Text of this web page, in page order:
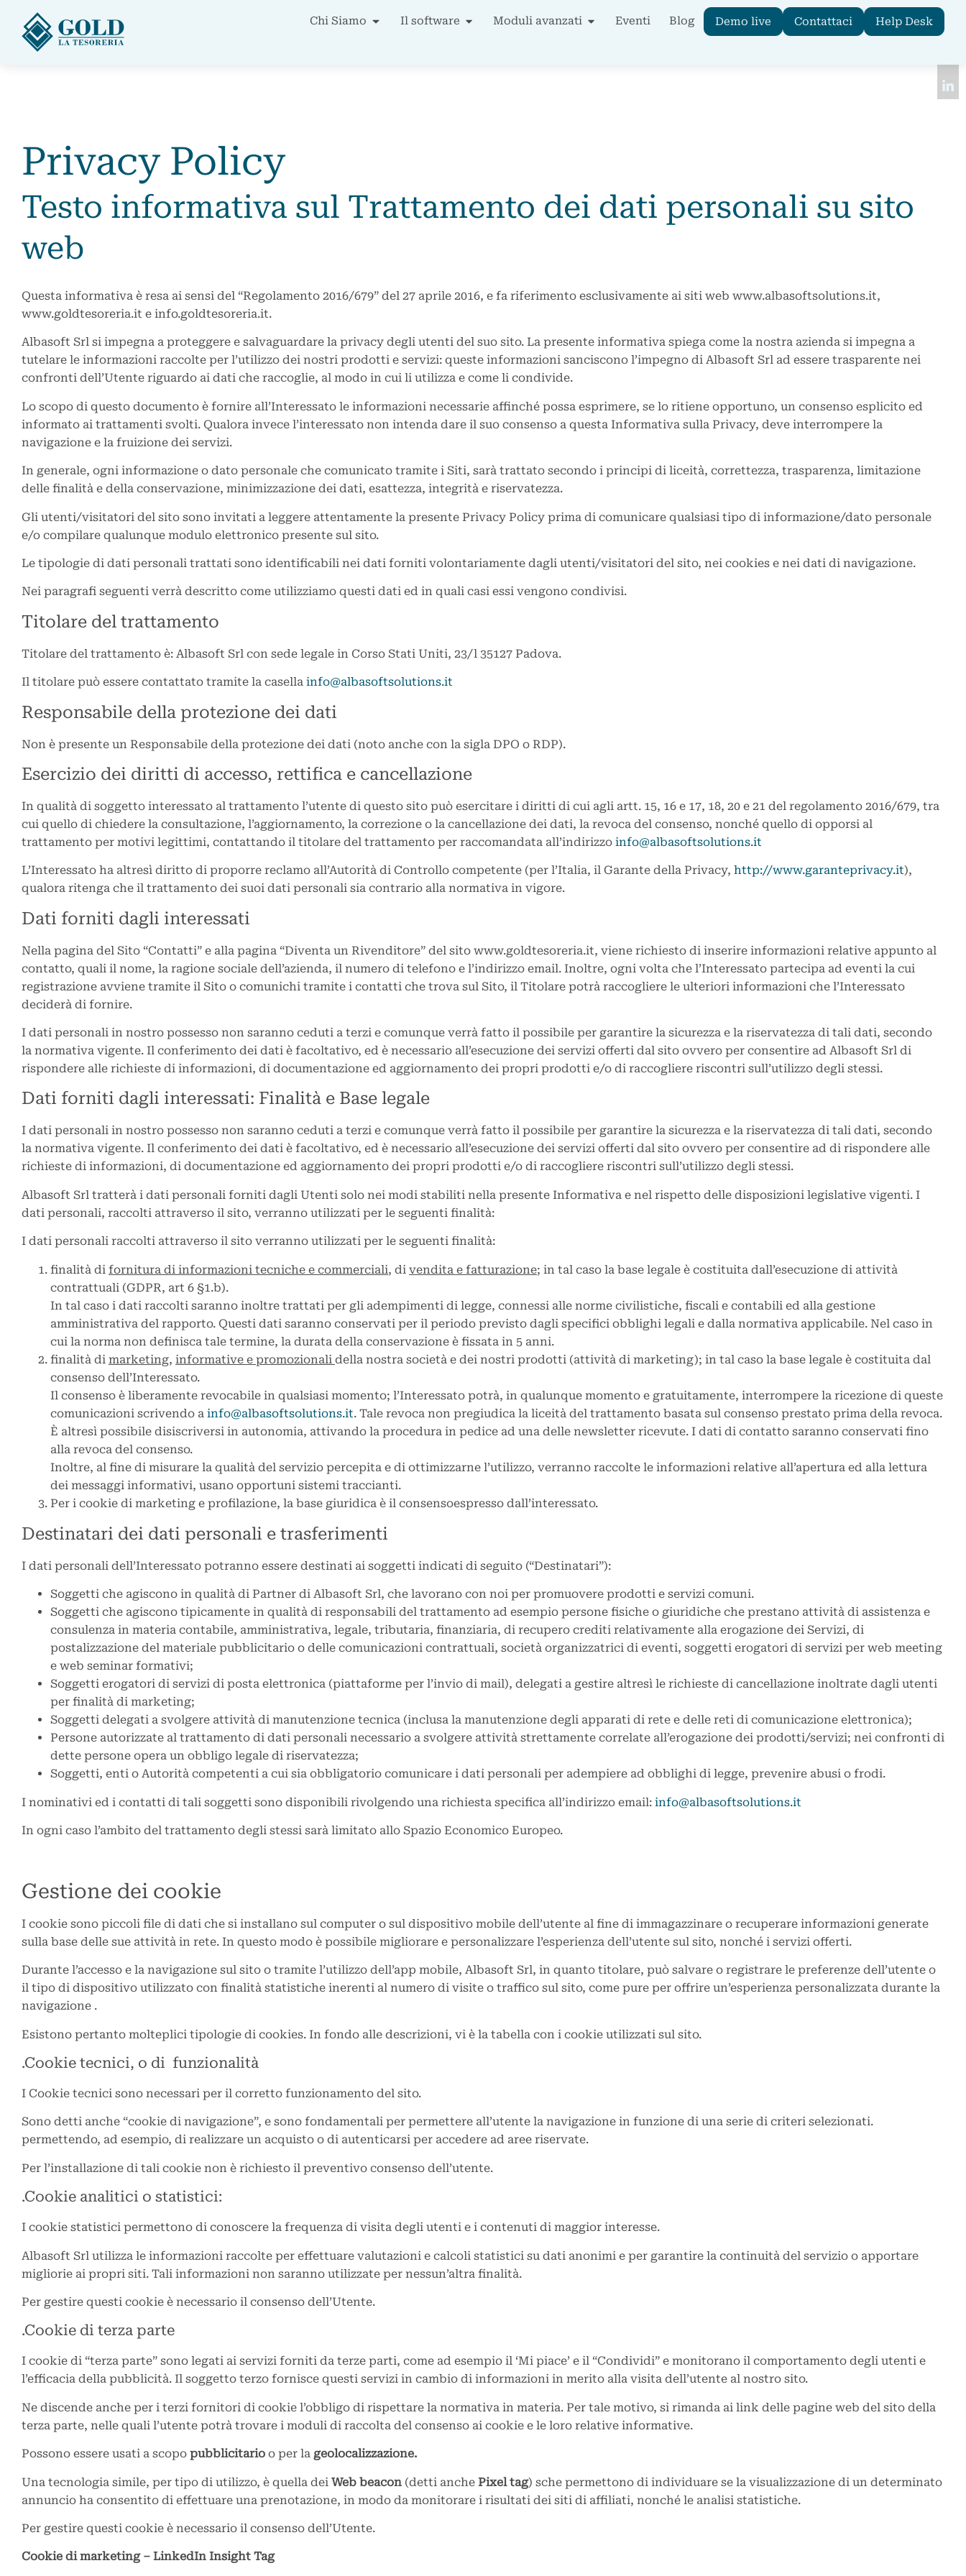
Chi Siamo Il software Moduli avanzati Eventi Blog Demo live Contattaci Help Desk
Privacy Policy
Testo informativa sul Trattamento dei dati personali su sito
web
Questa informativa è resa ai sensi del “Regolamento 2016/679” del 27 aprile 2016, e fa riferimento esclusivamente ai siti web www.albasoftsolutions.it,
www.goldtesoreria.it e info.goldtesoreria.it.
Albasoft Srl si impegna a proteggere e salvaguardare la privacy degli utenti del suo sito. La presente informativa spiega come la nostra azienda si impegna a
tutelare le informazioni raccolte per l’utilizzo dei nostri prodotti e servizi: queste informazioni sanciscono l’impegno di Albasoft Srl ad essere trasparente nei
confronti dell’Utente riguardo ai dati che raccoglie, al modo in cui li utilizza e come li condivide.
Lo scopo di questo documento è fornire all’Interessato le informazioni necessarie affinché possa esprimere, se lo ritiene opportuno, un consenso esplicito ed
informato ai trattamenti svolti. Qualora invece l’interessato non intenda dare il suo consenso a questa Informativa sulla Privacy, deve interrompere la
navigazione e la fruizione dei servizi.
In generale, ogni informazione o dato personale che comunicato tramite i Siti, sarà trattato secondo i principi di liceità, correttezza, trasparenza, limitazione
delle finalità e della conservazione, minimizzazione dei dati, esat­tezza, integrità e riservatezza.
Gli utenti/visitatori del sito sono invitati a leggere attentamente la presente Privacy Policy prima di comunicare qualsiasi tipo di informazione/dato personale
e/o compilare qualunque modulo elettronico presente sul sito.
Le tipologie di dati personali trattati sono identificabili nei dati forniti volontariamente dagli utenti/visitatori del sito, nei cookies e nei dati di navigazione.
Nei paragrafi seguenti verrà descritto come utilizziamo questi dati ed in quali casi essi vengono condivisi.
Titolare del trattamento
Titolare del trattamento è: Albasoft Srl con sede legale in Corso Stati Uniti, 23/l 35127 Padova.
Il titolare può essere contattato tramite la casella info@albasoftsolutions.it
Responsabile della protezione dei dati
Non è presente un Responsabile della protezione dei dati (noto anche con la sigla DPO o RDP).
Esercizio dei diritti di accesso, rettifica e cancellazione
In qualità di soggetto interessato al trattamento l’utente di questo sito può esercitare i diritti di cui agli artt. 15, 16 e 17, 18, 20 e 21 del regolamento 2016/679, tra
cui quello di chiedere la consultazione, l’aggiornamento, la correzione o la cancellazione dei dati, la revoca del consenso, nonché quello di opporsi al
trattamento per motivi legittimi, contattando il titolare del trattamento per raccomandata all’indirizzo info@albasoftsolutions.it
L’Interessato ha altresì diritto di proporre reclamo all’Autorità di Controllo competente (per l’Italia, il Garante della Privacy, http://www.garanteprivacy.it),
qualora ritenga che il trattamento dei suoi dati personali sia contrario alla normativa in vigore.
Dati forniti dagli interessati
Nella pagina del Sito “Contatti” e alla pagina “Diventa un Rivenditore” del sito www.goldtesoreria.it, viene richiesto di inserire informazioni relative appunto al
contatto, quali il nome, la ragione sociale dell’azienda, il numero di telefono e l’indirizzo email. Inoltre, ogni volta che l’Interessato partecipa ad eventi la cui
registrazione avviene tramite il Sito o comunichi tramite i contatti che trova sul Sito, il Titolare potrà raccogliere le ulteriori informazioni che l’Interessato
deciderà di fornire.
I dati personali in nostro possesso non saranno ceduti a terzi e comunque verrà fatto il possibile per garantire la sicurezza e la riservatezza di tali dati, secondo
la normativa vigente. Il conferimento dei dati è facoltativo, ed è necessario all’esecuzione dei servizi offerti dal sito ovvero per consentire ad Albasoft Srl di
rispondere alle richieste di informazioni, di documentazione ed aggiornamento dei propri prodotti e/o di raccogliere riscontri sull’utilizzo degli stessi.
Dati forniti dagli interessati: Finalità e Base legale
I dati personali in nostro possesso non saranno ceduti a terzi e comunque verrà fatto il possibile per garantire la sicurezza e la riservatezza di tali dati, secondo
la normativa vigente. Il conferimento dei dati è facoltativo, ed è necessario all’esecuzione dei servizi offerti dal sito ovvero per consentire ad di rispondere alle
richieste di informazioni, di documentazione ed aggiornamento dei propri prodotti e/o di raccogliere riscontri sull’utilizzo degli stessi.
Albasoft Srl tratterà i dati personali forniti dagli Utenti solo nei modi stabiliti nella presente Informativa e nel rispetto delle disposizioni legislative vigenti. I
dati personali, raccolti attraverso il sito, verranno utilizzati per le seguenti finalità:
I dati personali raccolti attraverso il sito verranno utilizzati per le seguenti finalità:
finalità di fornitura di informazioni tecniche e commerciali, di vendita e fatturazione; in tal caso la base legale è costituita dall’esecuzione di attività
contrattuali (GDPR, art 6 §1.b).
In tal caso i dati raccolti saranno inoltre trattati per gli adempimenti di legge, connessi alle norme civilistiche, fiscali e contabili ed alla gestione
amministrativa del rapporto. Questi dati saranno conservati per il periodo previsto dagli specifici obblighi legali e dalla normativa applicabile. Nel caso in
cui la norma non definisca tale termine, la durata della conservazione è fissata in 5 anni.
finalità di marketing, informative e promozionali della nostra società e dei nostri prodotti (attività di marketing); in tal caso la base legale è costituita dal
consenso dell’Interessato.
Il consenso è liberamente revocabile in qualsiasi momento; l’Interessato potrà, in qualunque momento e gratuitamente, interrompere la ricezione di queste
comunicazioni scrivendo a info@albasoftsolutions.it. Tale revoca non pregiudica la liceità del trattamento basata sul consenso prestato prima della revoca.
È altresì possibile disiscriversi in autonomia, attivando la procedura in pedice ad una delle newsletter ricevute. I dati di contatto saranno conservati fino
alla revoca del consenso.
Inoltre, al fine di misurare la qualità del servizio percepita e di ottimizzarne l’utilizzo, verranno raccolte le informazioni relative all’apertura ed alla lettura
dei messaggi informativi, usano opportuni sistemi traccianti.
Per i cookie di marketing e profilazione, la base giuridica è il consensoespresso dall’interessato.
Destinatari dei dati personali e trasferimenti
I dati personali dell’Interessato potranno essere destinati ai soggetti indicati di seguito (“Destinatari”):
Soggetti che agiscono in qualità di Partner di Albasoft Srl, che lavorano con noi per promuovere prodotti e servizi comuni.
Soggetti che agiscono tipicamente in qualità di responsabili del trattamento ad esempio persone fisiche o giuridiche che prestano attività di assistenza e
consulenza in materia contabile, amministrativa, legale, tributaria, finanziaria, di recupero crediti relativamente alla erogazione dei Servizi, di
postalizzazione del materiale pubblicitario o delle comunicazioni contrattuali, società organizzatrici di eventi, soggetti erogatori di servizi per web meeting
e web seminar formativi;
Soggetti erogatori di servizi di posta elettronica (piattaforme per l’invio di mail), delegati a gestire altresì le richieste di cancellazione inoltrate dagli utenti
per finalità di marketing;
Soggetti delegati a svolgere attività di manutenzione tecnica (inclusa la manutenzione degli apparati di rete e delle reti di comunicazione elettronica);
Persone autorizzate al trattamento di dati personali necessario a svolgere attività strettamente correlate all’erogazione dei prodotti/servizi; nei confronti di
dette persone opera un obbligo legale di riservatezza;
Soggetti, enti o Autorità competenti a cui sia obbligatorio comunicare i dati personali per adempiere ad obblighi di legge, prevenire abusi o frodi.
I nominativi ed i contatti di tali soggetti sono disponibili rivolgendo una richiesta specifica all’indirizzo email: info@albasoftsolutions.it
In ogni caso l’ambito del trattamento degli stessi sarà limitato allo Spazio Economico Europeo.
Gestione dei cookie
I cookie sono piccoli file di dati che si installano sul computer o sul dispositivo mobile dell’utente al fine di immagazzinare o recuperare informazioni generate
sulla base delle sue attività in rete. In questo modo è possibile migliorare e personalizzare l’esperienza dell’utente sul sito, nonché i servizi offerti.
Durante l’accesso e la navigazione sul sito o tramite l’utilizzo dell’app mobile, Albasoft Srl, in quanto titolare, può salvare o registrare le preferenze dell’utente o
il tipo di dispositivo utilizzato con finalità statistiche inerenti al numero di visite o traffico sul sito, come pure per offrire un’esperienza personalizzata durante la
navigazione .
Esistono pertanto molteplici tipologie di cookies. In fondo alle descrizioni, vi è la tabella con i cookie utilizzati sul sito.
.Cookie tecnici, o di funzionalità
I Cookie tecnici sono necessari per il corretto funzionamento del sito.
Sono detti anche “cookie di navigazione”, e sono fondamentali per permettere all’utente la navigazione in funzione di una serie di criteri selezionati.
permettendo, ad esempio, di realizzare un acquisto o di autenticarsi per accedere ad aree riservate.
Per l’installazione di tali cookie non è richiesto il preventivo consenso dell’utente.
.Cookie analitici o statistici:
I cookie statistici permettono di conoscere la frequenza di visita degli utenti e i contenuti di maggior interesse.
Albasoft Srl utilizza le informazioni raccolte per effettuare valutazioni e calcoli statistici su dati anonimi e per garantire la continuità del servizio o apportare
migliorie ai propri siti. Tali informazioni non saranno utilizzate per nessun’altra finalità.
Per gestire questi cookie è necessario il consenso dell’Utente.
.Cookie di terza parte
I cookie di “terza parte” sono legati ai servizi forniti da terze parti, come ad esempio il ‘Mi piace’ e il “Condividi” e monitorano il comportamento degli utenti e
l’efficacia della pubblicità. Il soggetto terzo fornisce questi servizi in cambio di informazioni in merito alla visita dell’utente al nostro sito.
Ne discende anche per i terzi fornitori di cookie l’obbligo di rispettare la normativa in materia. Per tale motivo, si rimanda ai link delle pagine web del sito della
terza parte, nelle quali l’utente potrà trovare i moduli di raccolta del consenso ai cookie e le loro relative informative.
Possono essere usati a scopo pubblicitario o per la geolocalizzazione.
Una tecnologia simile, per tipo di utilizzo, è quella dei Web beacon (detti anche Pixel tag) sche permettono di individuare se la visualizzazione di un determinato
annuncio ha consentito di effettuare una prenotazione, in modo da monitorare i risultati dei siti di affiliati, nonché le analisi statistiche.
Per gestire questi cookie è necessario il consenso dell’Utente.
Cookie di marketing – LinkedIn Insight Tag